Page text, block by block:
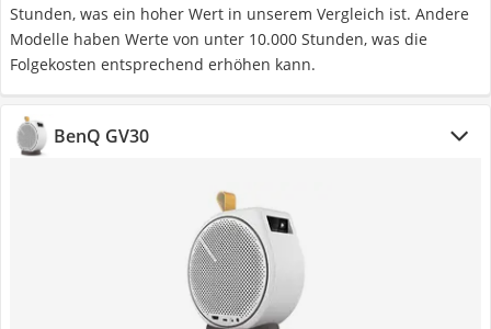
Stunden, was ein hoher Wert in unserem Vergleich ist. Andere
Modelle haben Werte von unter 10.000 Stunden, was die
Folgekosten entsprechend erhöhen kann.
BenQ GV30